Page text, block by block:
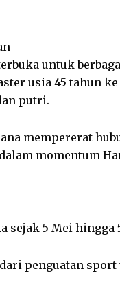
untuk
usia 45 tahun
putri.
mempererat
momentum
sejak 5 Mei hingga
penguatan